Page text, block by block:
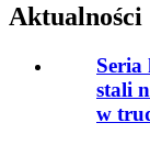
Aktualności
Seria
stali
w